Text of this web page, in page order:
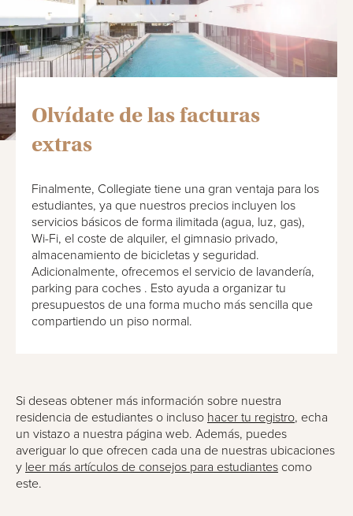
Olvídate de las facturas
extras
Finalmente, Collegiate tiene una gran ventaja para los
estudiantes, ya que nuestros precios incluyen los
servicios básicos de forma ilimitada (agua, luz, gas),
Wi-Fi, el coste de alquiler, el gimnasio privado,
almacenamiento de bicicletas y seguridad.
Adicionalmente, ofrecemos el servicio de lavandería,
parking para coches . Esto ayuda a organizar tu
presupuestos de una forma mucho más sencilla que
compartiendo un piso normal.
Si deseas obtener más información sobre nuestra
residencia de estudiantes o incluso hacer tu registro, echa
un vistazo a nuestra página web. Además, puedes
averiguar lo que ofrecen cada una de nuestras ubicaciones
y leer más artículos de consejos para estudiantes como
este.